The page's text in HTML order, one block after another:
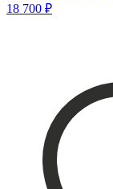
18 700 ₽